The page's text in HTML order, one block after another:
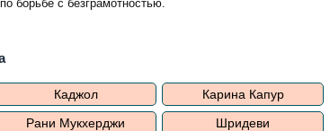
борьбе с безграмотностью.
Каджол
Карина Капур
Рани Мукхерджи
Шридеви